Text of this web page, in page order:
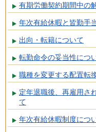
有期労働契約期間中の
年次有給休暇と皆勤手
出向・転籍について
転勤命令の妥当性につ
職種を変更する配置転
定年退職後、再雇用さ
て
年次有給休暇制度につ